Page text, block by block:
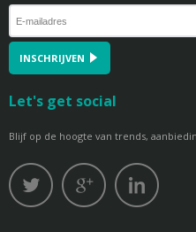
INSCHRIJVEN
Let's get social
Blijf op de hoogte van trends,